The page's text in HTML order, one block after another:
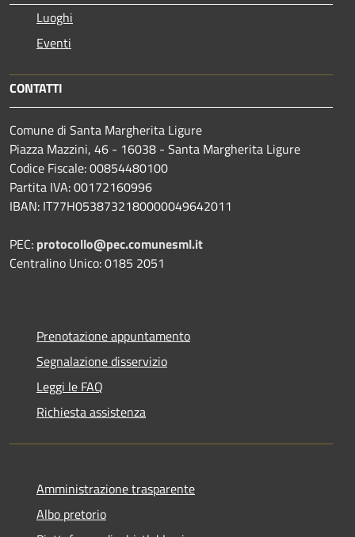
Luoghi
Eventi
CONTATTI
Comune di Santa Margherita Ligure
Piazza Mazzini, 46 - 16038 - Santa Margherita Ligure
Codice Fiscale: 00854480100
Partita IVA: 00172160996
IBAN: IT77H0538732180000049642011
PEC: protocollo@pec.comunesml.it
Centralino Unico: 0185 2051
Prenotazione appuntamento
Segnalazione disservizio
Leggi le FAQ
Richiesta assistenza
Amministrazione trasparente
Albo pretorio